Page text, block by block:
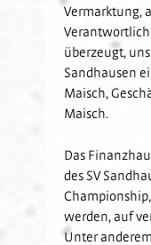
Vermarktung,
überzeugt,
Sandhausen
Maisch,
Maisch.
Das
des SV
werden, auf
Unter